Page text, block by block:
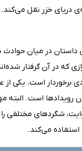
خزر نقل می‌کند.
در میان حوادث
که در آن گرفتار
برخوردار است. یکی
است. البته
شگردهای مختلفی
استفاده می‌کند.